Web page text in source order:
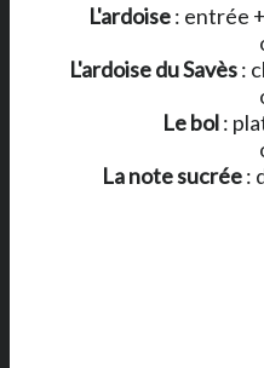
L'ardoise: entrée
L'ardoise du Savès:
Le bol:
La note sucrée: